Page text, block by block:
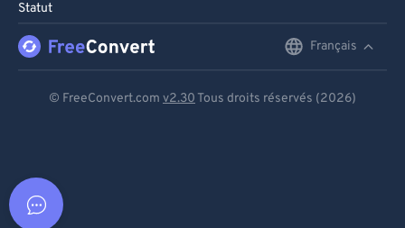
Statut
Français
© FreeConvert.com v2.30 Tous droits réservés (2026)